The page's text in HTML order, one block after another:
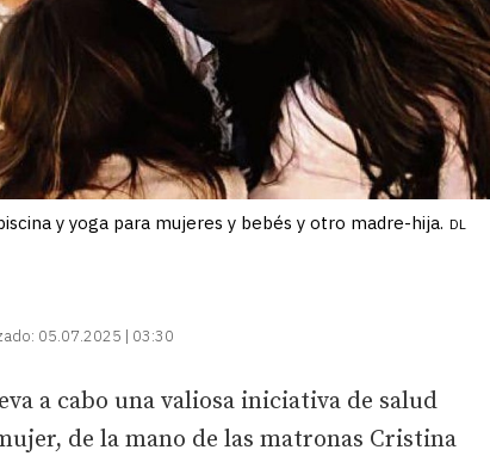
y yoga para mujeres y bebés y otro madre-hija. DL
05.07.2025 | 03:30
a cabo una valiosa iniciativa de salud
de la mano de las matronas Cristina